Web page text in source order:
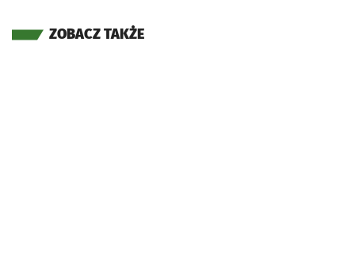
ZOBACZ TAKŻE